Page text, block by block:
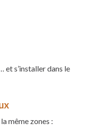
s’installer dans le
même zones :